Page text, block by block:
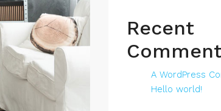
Recent
A WordPress
Hello world!